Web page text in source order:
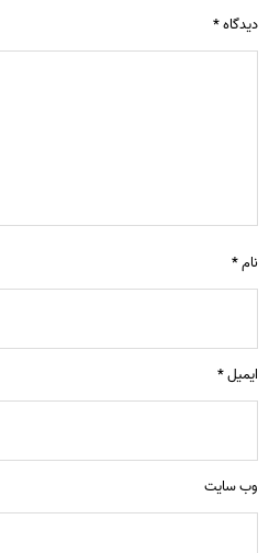
دیدگاه*
نام*
ایمیل*
وب‌ سایت